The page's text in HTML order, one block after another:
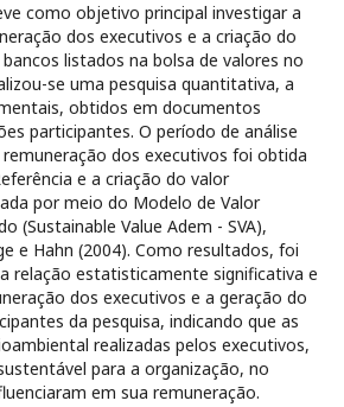
como objetivo principal investigar a
dos executivos e a criação do
listados na bolsa de valores no
se uma pesquisa quantitativa, a
obtidos em documentos
participantes. O período de análise
dos executivos foi obtida
e a criação do valor
por meio do Modelo de Valor
(Sustainable Value Adem - SVA),
e Hahn (2004). Como resultados, foi
relação estatisticamente significativa e
dos executivos e a geração do
da pesquisa, indicando que as
realizadas pelos executivos,
para a organização, no
em sua remuneração.